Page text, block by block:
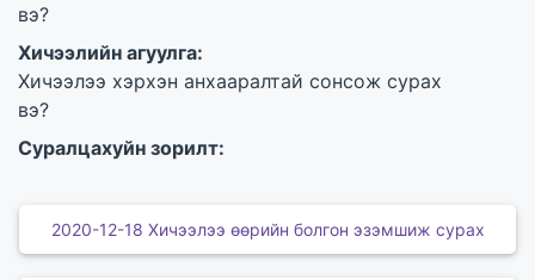
вэ?
Хичээлийн агуулга:
Хичээлээ хэрхэн анхааралтай сонсож сурах
вэ?
Суралцахуйн зорилт:
2020-12-18 Хичээлээ өөрийн болгон эзэмшиж сурах